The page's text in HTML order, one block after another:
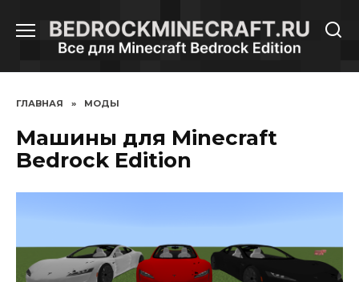
содержанию
ГЛАВНАЯ » МОДЫ
Машины для Minecraft
Bedrock Edition